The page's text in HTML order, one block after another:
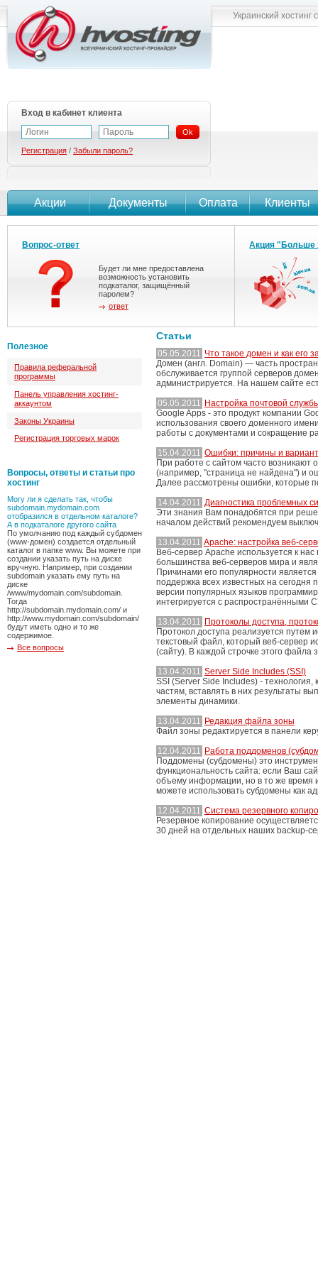
Статьи
05.05.2011 Что такое домен и как его
Домен (англ. Domain) — часть
обслуживается группой серверов
администрируется. На нашем сайте
05.05.2011 Настройка почтовой
Google Apps - это продукт компании
использования своего доменного
работы с документами и сокращение
15.04.2011 Ошибки: причины и
При работе с сайтом часто
(например, "страница не найдена") и
Далее рассмотрены ошибки, которые
14.04.2011 Диагностика проблемных
Эти знания Вам понадобятся при
началом действий рекомендуем
13.04.2011 Apache: настройка веб-
Веб-сервер Apache используется к
большинства веб-серверов мира и
Причинами его популярности
поддержка всех известных на
версии популярных языков
интегрируется с распространёнными
13.04.2011 Протоколы доступа,
Протокол доступа реализуется путем
текстовый файл, который веб-сервер
(сайту). В каждой строчке этого
13.04.2011 Server Side Includes (SSI)
SSI (Server Side Includes) -
частям, вставлять в них результаты
элементы динамики.
13.04.2011 Редакция файла зоны
Файл зоны редактируется в панели
12.04.2011 Работа поддоменов
Поддомены (субдомены) это
функциональность сайта: если Ваш
объему информации, но в то же время
можете использовать субдомены как
12.04.2011 Система резервного
Резервное копирование
30 дней на отдельных наших backup-
Акции Документы Оплата Клиенты
Украинский
Вход в кабинет клиента
Ok
Регистрация / Забыли пароль?
Вопрос-ответ
Будет ли мне предоставлена
возможность установить
подкаталог, защищённый
паролем?
ответ
Акция "Больше
Полезное
Правила реферальной
программы
Панель управления хостинг-
аккаунтом
Законы Украины
Регистрация торговых марок
Вопросы, ответы и статьи про
хостинг
Могу ли я сделать так, чтобы
subdomain.mydomain.com
отобразился в отдельном каталоге?
А в подкаталоге другого сайта
По умолчанию под каждый субдомен
(www-домен) создается отдельный
каталог в папке www. Вы можете при
создании указать путь на диске
вручную. Например, при создании
subdomain указать ему путь на
диске
/www/mydomain.com/subdomain.
Тогда
http://subdomain.mydomain.com/ и
http://www.mydomain.com/subdomain/
будут иметь одно и то же
содержимое.
Все вопросы